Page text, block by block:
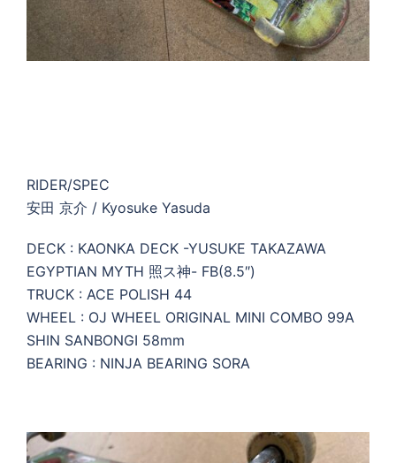
RIDER/SPEC
安田 京介 / Kyosuke Yasuda
DECK : KAONKA DECK -YUSUKE TAKAZAWA
EGYPTIAN MYTH 照ス神- FB(8.5″)
TRUCK : ACE POLISH 44
WHEEL : OJ WHEEL ORIGINAL MINI COMBO 99A
SHIN SANBONGI 58mm
BEARING : NINJA BEARING SORA